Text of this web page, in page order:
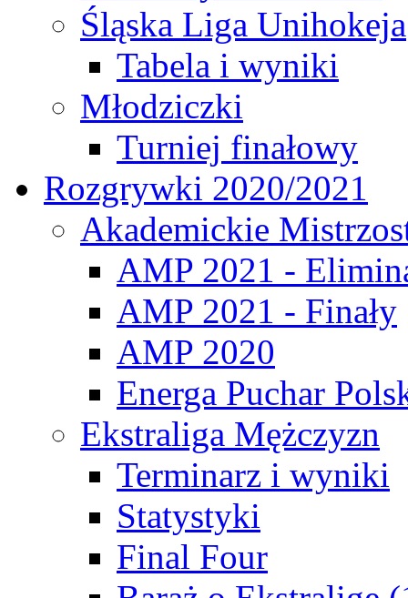
Śląska Liga Unihokeja
Tabela i wyniki
Młodziczki
Turniej finałowy
Rozgrywki 2020/2021
Akademickie
AMP 2021 -
AMP 2021 - Finały
AMP 2020
Energa Puchar
Ekstraliga Mężczyzn
Terminarz i wyniki
Statystyki
Final Four